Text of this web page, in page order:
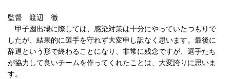
監督 渡辺 徹
甲子園出場に際しては、感染対策は十分にやっていたつもりで
したが、結果的に選手を守れず大変申し訳なく思います。最後に
辞退という形で終わることになり、非常に残念ですが、選手たち
が協力して良いチームを作ってくれたことは、大変誇りに思いま
す。